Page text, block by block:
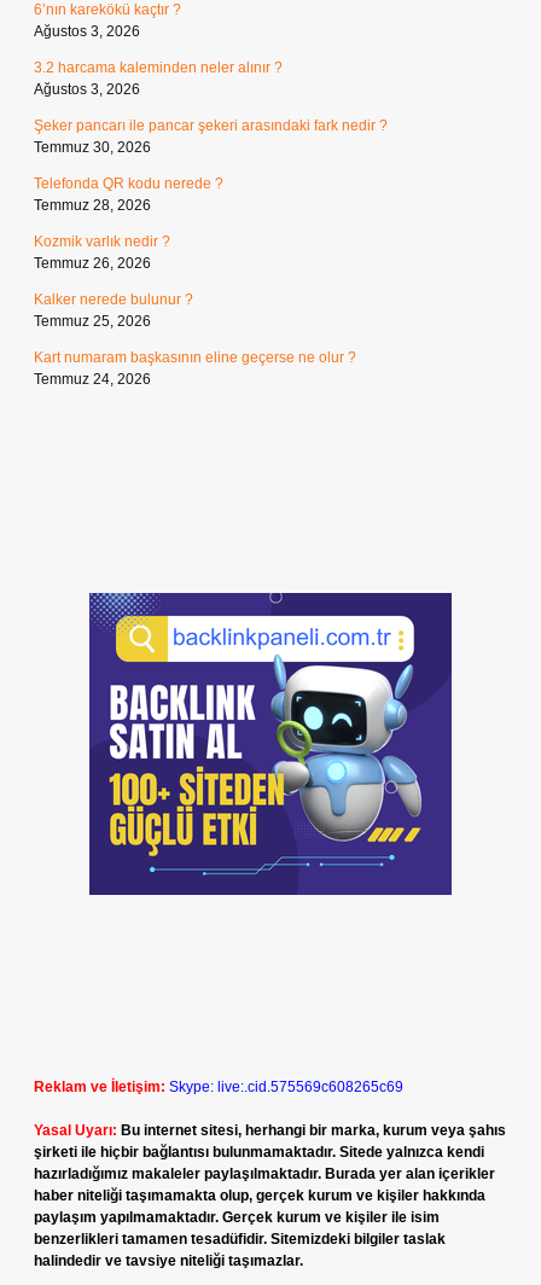
6’nın karekökü kaçtır ?
Ağustos 3, 2026
3.2 harcama kaleminden neler alınır ?
Ağustos 3, 2026
Şeker pancarı ile pancar şekeri arasındaki fark nedir ?
Temmuz 30, 2026
Telefonda QR kodu nerede ?
Temmuz 28, 2026
Kozmik varlık nedir ?
Temmuz 26, 2026
Kalker nerede bulunur ?
Temmuz 25, 2026
Kart numaram başkasının eline geçerse ne olur ?
Temmuz 24, 2026
Reklam ve İletişim: Skype: live:.cid.575569c608265c69
Yasal Uyarı: Bu internet sitesi, herhangi bir marka, kurum veya şahıs
şirketi ile hiçbir bağlantısı bulunmamaktadır. Sitede yalnızca kendi
hazırladığımız makaleler paylaşılmaktadır. Burada yer alan içerikler
haber niteliği taşımamakta olup, gerçek kurum ve kişiler hakkında
paylaşım yapılmamaktadır. Gerçek kurum ve kişiler ile isim
benzerlikleri tamamen tesadüfidir. Sitemizdeki bilgiler taslak
halindedir ve tavsiye niteliği taşımazlar.